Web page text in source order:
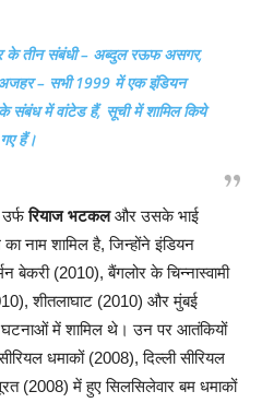
के तीन संबंधी – अब्दुल रऊफ असगर,
– सभी 1999 में एक इंडियन
संबंध में वांटेड हैं, सूची में शामिल किये
गए हैं।
रियाज भटकलऔर उसके भाई
नाम शामिल है, जिन्होंने इंडियन
बेकरी (2010), बैंगलोर के चिन्नास्वामी
शीतलाघाट (2010) और मुंबई
में शामिल थे। उन पर आतंकियों
धमाकों (2008), दिल्ली सीरियल
(2008) में हुए सिलसिलेवार बम धमाकों